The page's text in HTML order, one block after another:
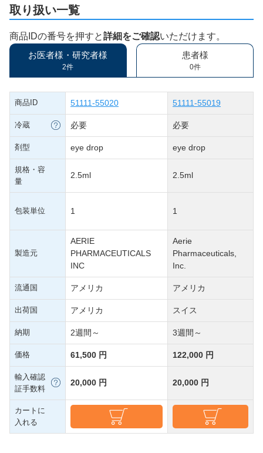
取り扱い一覧
商品IDの番号を押すと詳細をご確認いただけます。
お医者様・研究者様
2件
患者様
0件
商品ID 51111-55020 51111-55019
冷蔵 必要 必要
剤型 eye drop eye drop
規格・容
量
2.5ml 2.5ml
包装単位 1 1
製造元
AERIE
PHARMACEUTICALS
INC
Aerie
Pharmaceuticals,
Inc.
流通国 アメリカ アメリカ
出荷国 アメリカ スイス
納期 2週間～ 3週間～
価格 61,500 円 122,000 円
輸入確認
証手数料
20,000 円 20,000 円
カートに
入れる